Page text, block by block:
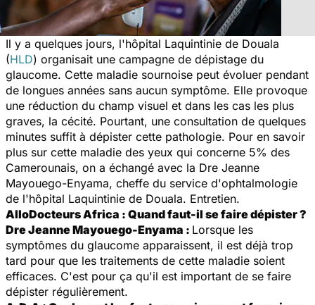
Il y a quelques jours, l'hôpital Laquintinie de Douala
(HLD) organisait une campagne de dépistage du
glaucome. Cette maladie sournoise peut évoluer pendant
de longues années sans aucun symptôme. Elle provoque
une réduction du champ visuel et dans les cas les plus
graves, la cécité. Pourtant, une consultation de quelques
minutes suffit à dépister cette pathologie. Pour en savoir
plus sur cette maladie des yeux qui concerne 5% des
Camerounais, on a échangé avec la Dre Jeanne
Mayouego-Enyama, cheffe du service d'ophtalmologie
de l'hôpital Laquintinie de Douala. Entretien.
AlloDocteurs Africa : Quand faut-il se faire dépister ?
Dre Jeanne Mayouego-Enyama : Lorsque les
symptômes du glaucome apparaissent, il est déjà trop
tard pour que les traitements de cette maladie soient
efficaces. C'est pour ça qu'il est important de se faire
dépister régulièrement.